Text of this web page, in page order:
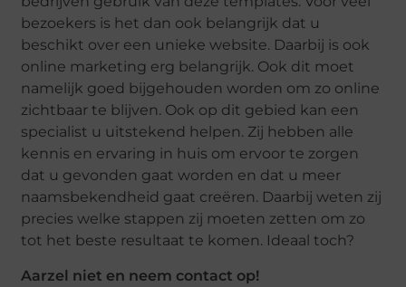
bezoekers is het dan ook belangrijk dat u
beschikt over een unieke website. Daarbij is ook
online marketing erg belangrijk. Ook dit moet
namelijk goed bijgehouden worden om zo online
zichtbaar te blijven. Ook op dit gebied kan een
specialist u uitstekend helpen. Zij hebben alle
kennis en ervaring in huis om ervoor te zorgen
dat u gevonden gaat worden en dat u meer
naamsbekendheid gaat creëren. Daarbij weten zij
precies welke stappen zij moeten zetten om zo
tot het beste resultaat te komen. Ideaal toch?
Aarzel niet en neem contact op!